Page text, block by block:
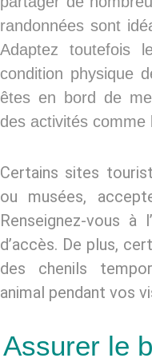
randonnées sont
Adaptez toutefois
condition physique
êtes en bord de
des activités comme
Certains sites
ou musées,
Renseignez-vous à
d’accès. De plus,
des chenils
animal pendant vos
Assurer le